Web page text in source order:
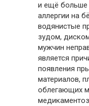
и ещё больше
аллергии на
водянистые
зудом,
мужчин
является
появления
материалов,
облегающих